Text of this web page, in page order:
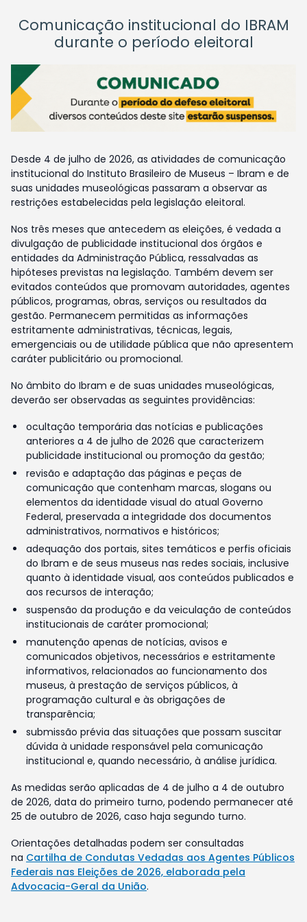
Comunicação institucional do IBRAM
durante o período eleitoral
Desde 4 de julho de 2026, as atividades de comunicação
institucional do Instituto Brasileiro de Museus – Ibram e de
suas unidades museológicas passaram a observar as
restrições estabelecidas pela legislação eleitoral.
Nos três meses que antecedem as eleições, é vedada a
divulgação de publicidade institucional dos órgãos e
entidades da Administração Pública, ressalvadas as
hipóteses previstas na legislação. Também devem ser
evitados conteúdos que promovam autoridades, agentes
públicos, programas, obras, serviços ou resultados da
gestão. Permanecem permitidas as informações
estritamente administrativas, técnicas, legais,
emergenciais ou de utilidade pública que não apresentem
caráter publicitário ou promocional.
No âmbito do Ibram e de suas unidades museológicas,
deverão ser observadas as seguintes providências:
ocultação temporária das notícias e publicações
anteriores a 4 de julho de 2026 que caracterizem
publicidade institucional ou promoção da gestão;
revisão e adaptação das páginas e peças de
comunicação que contenham marcas, slogans ou
elementos da identidade visual do atual Governo
Federal, preservada a integridade dos documentos
administrativos, normativos e históricos;
adequação dos portais, sites temáticos e perfis oficiais
do Ibram e de seus museus nas redes sociais, inclusive
quanto à identidade visual, aos conteúdos publicados e
aos recursos de interação;
suspensão da produção e da veiculação de conteúdos
institucionais de caráter promocional;
manutenção apenas de notícias, avisos e
comunicados objetivos, necessários e estritamente
informativos, relacionados ao funcionamento dos
museus, à prestação de serviços públicos, à
programação cultural e às obrigações de
transparência;
submissão prévia das situações que possam suscitar
dúvida à unidade responsável pela comunicação
institucional e, quando necessário, à análise jurídica.
As medidas serão aplicadas de 4 de julho a 4 de outubro
de 2026, data do primeiro turno, podendo permanecer até
25 de outubro de 2026, caso haja segundo turno.
Orientações detalhadas podem ser consultadas
na Cartilha de Condutas Vedadas aos Agentes Públicos
Federais nas Eleições de 2026, elaborada pela
Advocacia-Geral da União.